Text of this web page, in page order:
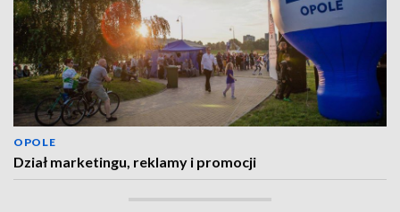
OPOLE
Dział marketingu, reklamy i promocji